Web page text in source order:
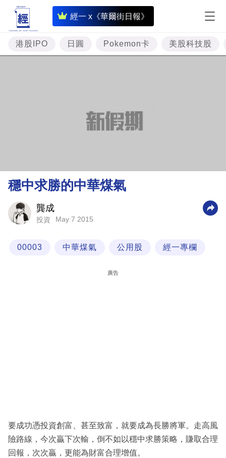
經一 x《華爾街日報》
即
時
財
經
理
財
業
技
閱
專
區
港股IPO 日圓 Pokemon卡 美股科技股
穩中求勝的中華煤氣
龔成
投資 May 7 2015
00003 中華煤氣 公用股 經一專欄
廣告
要成功憑投資創富、甚至致富，就要成為長勝將軍。走高風
險路線，今次贏下次輸，倒不如以穩中求勝策略，賺取合理
回報，次次贏，更能為財富合理增值。